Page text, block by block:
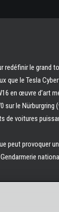
redéfinir le grand
que le Tesla
en œuvre d’art
sur le Nürburgring
voitures
peut provoquer